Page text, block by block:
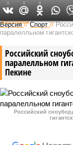
Версия //Спорт //
паралелльном
Российский
паралелльном
Пекине
Российский
0 0 0